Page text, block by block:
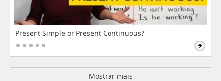
Present Simple or Present Continuous?
Mostrar mais